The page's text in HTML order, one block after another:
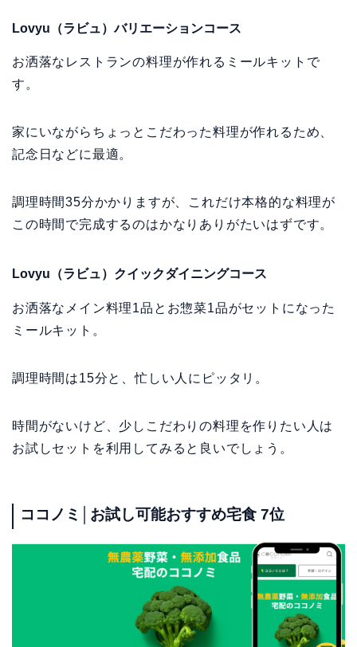
Lovyu（ラビュ）バリエーションコース
お洒落なレストランの料理が作れるミールキットで
す。
家にいながらちょっとこだわった料理が作れるため、
記念日などに最適。
調理時間35分かかりますが、これだけ本格的な料理が
この時間で完成するのはかなりありがたいはずです。
Lovyu（ラビュ）クイックダイニングコース
お洒落なメイン料理1品とお惣菜1品がセットになった
ミールキット。
調理時間は15分と、忙しい人にピッタリ。
時間がないけど、少しこだわりの料理を作りたい人は
お試しセットを利用してみると良いでしょう。
ココノミ│お試し可能おすすめ宅食 7位